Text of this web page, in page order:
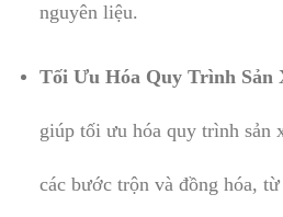
nguyên liệu.
Tối Ưu Hóa Quy Trình Sản
giúp tối ưu hóa quy trình sản
các bước trộn và đồng hóa,